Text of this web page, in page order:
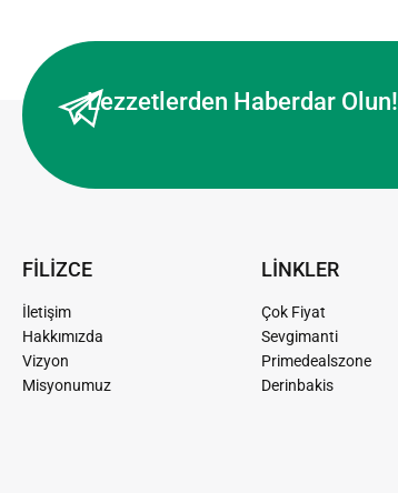
Lezzetlerden Haberdar Olun!
FİLİZCE
İletişim
Hakkımızda
Vizyon
Misyonumuz
LİNKLER
Çok Fiyat
Sevgimanti
Primedealszone
Derinbakis